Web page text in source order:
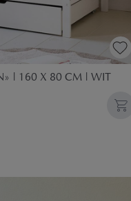
| 160 X 80 CM | WIT